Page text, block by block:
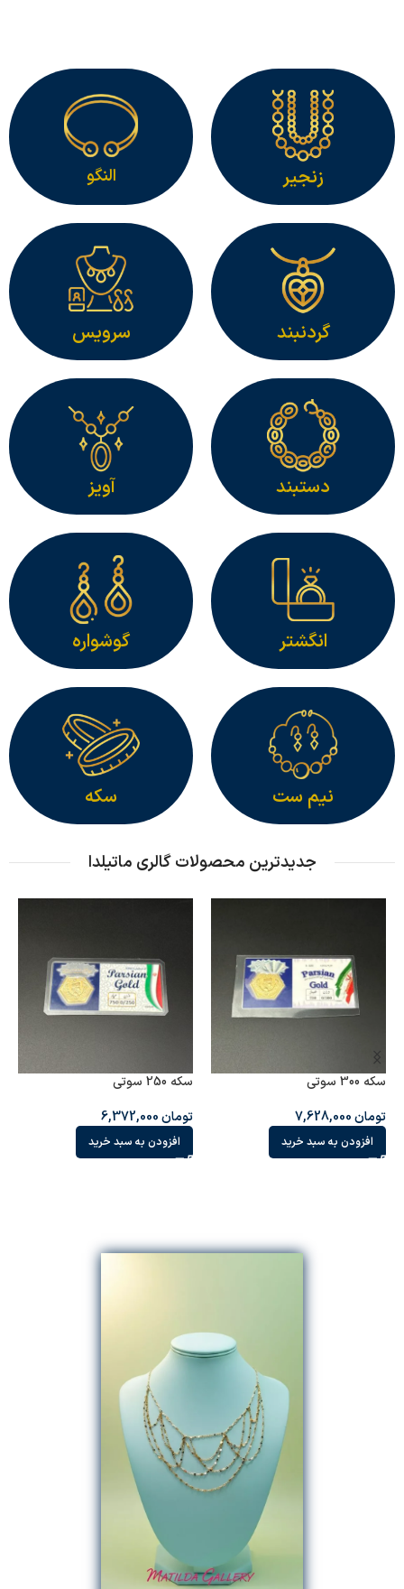
زنجیر النگو
گردنبند سرویس
دستبند آویز
انگشتر گوشواره
نیم ست سکه
جدیدترین محصولات گالری ماتیلدا
سکه 300 سوتی
تومان
افزودن به سبد خرید
سکه 250 سوتی
تومان
افزودن به سبد خرید